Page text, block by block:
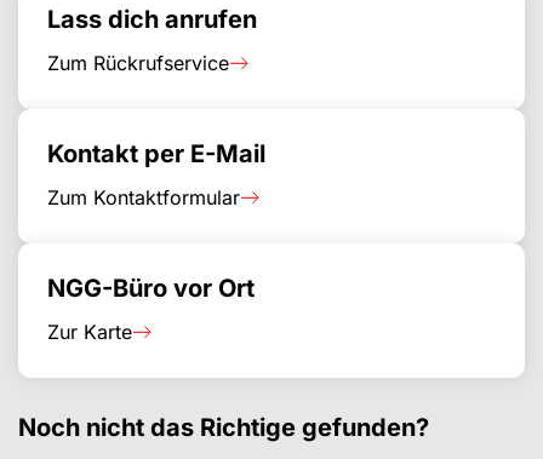
Lass dich anrufen
Zum Rückrufservice
Kontakt per E-Mail
Zum Kontaktformular
NGG-Büro vor Ort
Zur Karte
Noch nicht das Richtige gefunden?